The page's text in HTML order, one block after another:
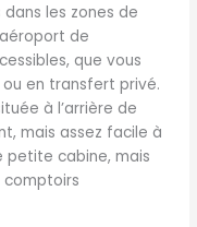
les zones de
de
que vous
en transfert privé.
à l’arrière de
mais assez facile à
petite cabine, mais
comptoirs